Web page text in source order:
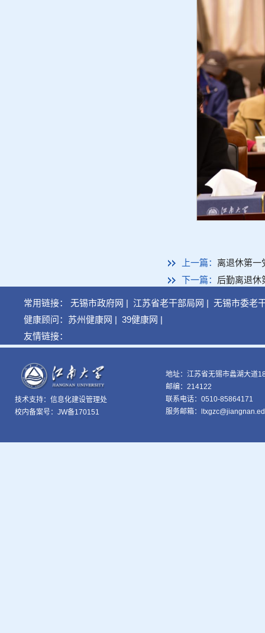
上一篇： 离退休第一
下一篇： 后勤离退休
常用链接： 无锡市政府网 | 江苏省老干部局网 | 无锡市委老
健康顾问： 苏州健康网 | 39健康网 |
友情链接：
技术支持： 信息化建设管理处
校内备案号：JW备170151
地址：江苏省无锡市蠡湖大道
邮编：214122
联系电话：0510-85864171
服务邮箱：